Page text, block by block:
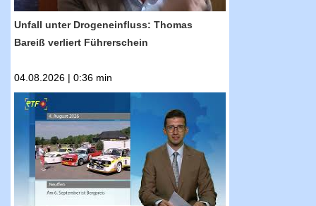
Unfall unter Drogeneinfluss: Thomas
Bareiß verliert Führerschein
04.08.2026 | 0:36 min
RTF.1-Nachrichten: Kult-Motorsport-Event
geht in die nächste Runde: Am 6. September
ist Bergpreis